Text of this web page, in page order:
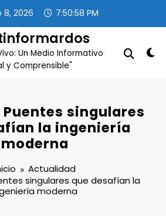
8, 2026 7:50:59 PM
Un Medio Informativo
y Comprensible"
Puentes singulares
la ingeniería
moderna
Actualidad
singulares que desafían la
moderna